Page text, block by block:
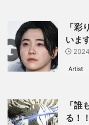
「彩
いま
Artist
「誰
る！